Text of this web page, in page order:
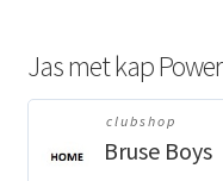
Jas met kap Power
clubshop
Bruse Boys